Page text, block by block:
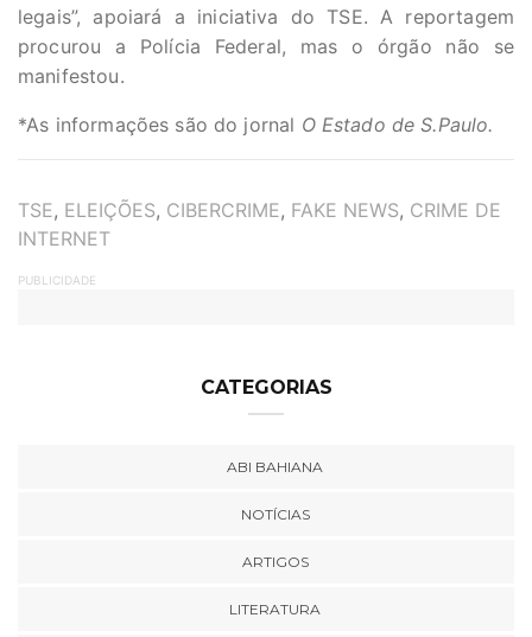
legais”, apoiará a iniciativa do TSE. A reportagem
procurou a Polícia Federal, mas o órgão não se
manifestou.
*As informações são do jornal O Estado de S.Paulo.
TAGS
TSE, ELEIÇÕES, CIBERCRIME, FAKE NEWS, CRIME DE
INTERNET
PUBLICIDADE
CATEGORIAS
ABI BAHIANA
NOTÍCIAS
ARTIGOS
LITERATURA